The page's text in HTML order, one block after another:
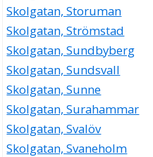
Skolgatan, Storuman
Skolgatan, Strömstad
Skolgatan, Sundbyberg
Skolgatan, Sundsvall
Skolgatan, Sunne
Skolgatan, Surahammar
Skolgatan, Svalöv
Skolgatan, Svaneholm